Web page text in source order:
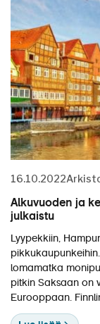
Kohteet
Matkatyypit
Matkakalenteri
Hyvä tietää
Meistä
16.10.2022
Alkuvuoden ja
julkaistu
Lyypekkiin,
lomamatka
pitkin Saksaan on
Eurooppaan.